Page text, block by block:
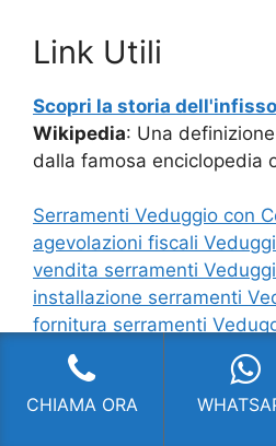
Link Utili
Scopri la storia
Wikipedia: Una
dalla famosa enciclopedia
Serramenti Veduggio con
agevolazioni fiscali
vendita serramenti
installazione serramenti
fornitura serramenti
serramenti fossati
serramenti veka Veduggio
serramenti Veduggio con
CHIAMA ORA